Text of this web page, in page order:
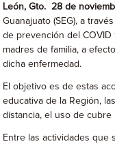
León, Gto. 28 de
Guanajuato (SEG), a
de prevención del
madres de familia, a
dicha enfermedad.
El objetivo es de estas
educativa de la Región,
distancia, el uso de
Entre las actividades que